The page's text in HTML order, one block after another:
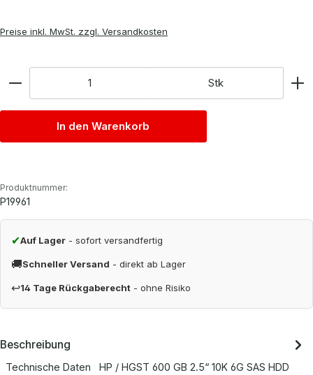
Preise inkl. MwSt. zzgl. Versandkosten
Stk
In den Warenkorb
Produktnummer:
P19961
✔Auf Lager - sofort versandfertig
🚚Schneller Versand - direkt ab Lager
↩14 Tage Rückgaberecht - ohne Risiko
Beschreibung
Technische Daten HP / HGST 600 GB 2.5“ 10K 6G SAS HDD